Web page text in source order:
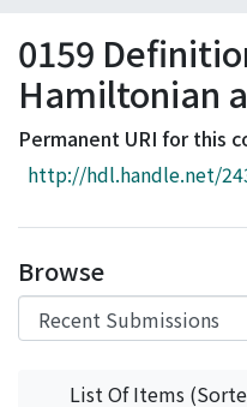
Browse
Download Ranking
Access Statistics
0159
Hamiltonian
Permanent URI for this
http://hdl.handle.net/
Browse
List Of Items